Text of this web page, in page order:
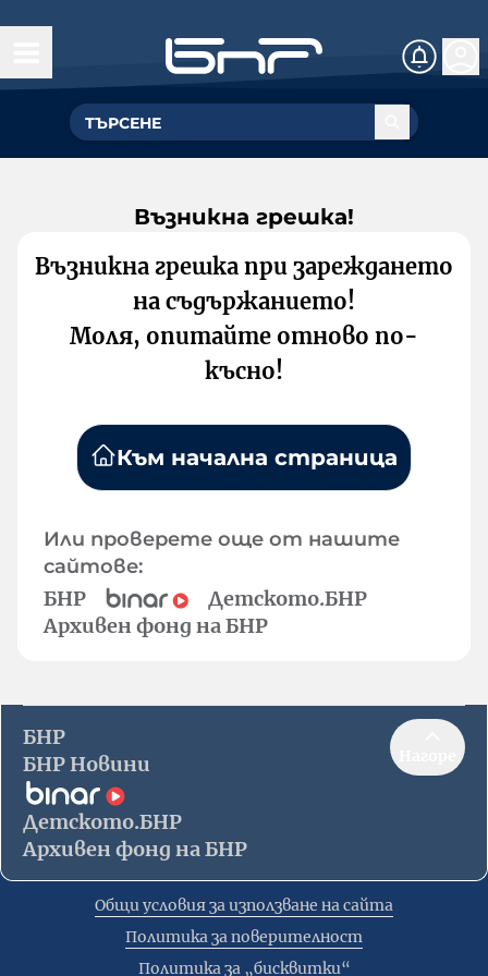
Възникна грешка!
Възникна грешка при зареждането
на съдържанието!
Моля, опитайте отново по-
късно!
Към начална страница
Или проверете още от нашите
сайтове:
БНР
Детското.БНР
Архивен фонд на БНР
БНР
БНР Новини
Детското.БНР
Архивен фонд на БНР
Общи условия за използване на сайта
Политика за поверителност
Политика за „бисквитки“